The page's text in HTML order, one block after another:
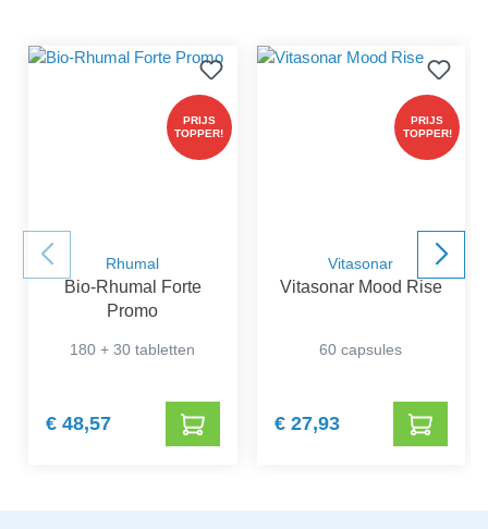
PRIJS
TOPPER!
Rhumal
Bio-Rhumal Forte
Promo
180 + 30 tabletten
€ 48,57
PRIJS
TOPPER!
Vitasonar
Vitasonar Mood Rise
60 capsules
€ 27,93